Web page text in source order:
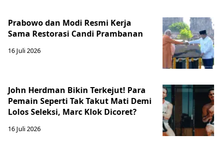
Prabowo dan Modi Resmi Kerja
Sama Restorasi Candi Prambanan
16 Juli 2026
John Herdman Bikin Terkejut! Para
Pemain Seperti Tak Takut Mati Demi
Lolos Seleksi, Marc Klok Dicoret?
16 Juli 2026